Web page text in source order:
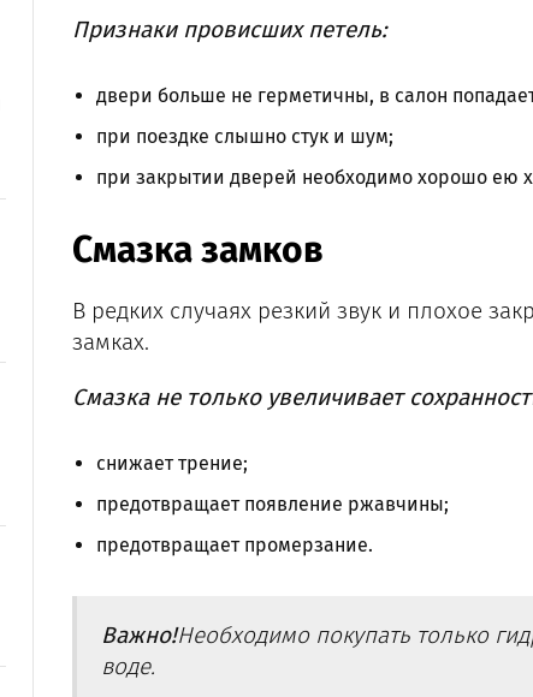
Признаки провисших петель:
двери больше не герметичны, в салон
при поездке слышно стук и шум;
при закрытии дверей необходимо хорошо ею
Смазка замков
В редких случаях резкий звук и плохое
замках.
Смазка не только увеличивает
снижает трение;
предотвращает появление ржавчины;
предотвращает промерзание.
Важно!Необходимо покупать только
воде.